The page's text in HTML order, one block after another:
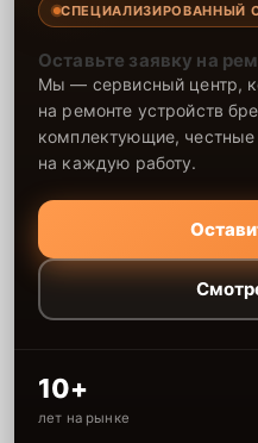
СПЕЦИАЛИЗИРОВАННЫЙ
Оставьте заявку на
Мы — сервисный центр,
на ремонте устройств
комплектующие,
на каждую работу.
10+
лет на рынке